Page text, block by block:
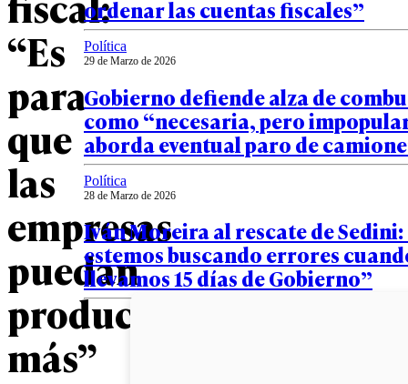
“Es
para
que
las
empresas
puedan
producir
más”
ordenar las cuentas fiscales”
Política
29 de Marzo de 2026
Gobierno defiende alza de
como “necesaria, pero
aborda eventual paro de
Política
28 de Marzo de 2026
Iván Moreira al rescate de Sedini:
estemos buscando errores
llevamos 15 días de Gobierno”